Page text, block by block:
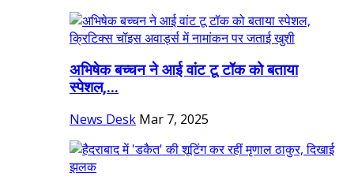
अभिषेक बच्चन ने आई वांट टू टॉक को बताया
स्पेशल,...
News Desk Mar 7, 2025